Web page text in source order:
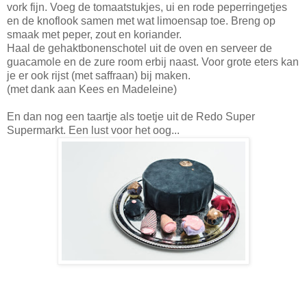
vork fijn. Voeg de tomaatstukjes, ui en rode peperringetjes
en de knoflook samen met wat limoensap toe. Breng op
smaak met peper, zout en koriander.
Haal de gehaktbonenschotel uit de oven en serveer de
guacamole en de zure room erbij naast. Voor grote eters kan
je er ook rijst (met saffraan) bij maken.
(met dank aan Kees en Madeleine)
En dan nog een taartje als toetje uit de Redo Super
Supermarkt. Een lust voor het oog...